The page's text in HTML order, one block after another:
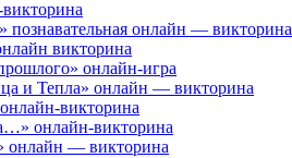
онлайн — викторина
викторина
онлайн-игра
и Тепла» онлайн — викторина
викторина
онлайн-викторина
онлайн — викторина